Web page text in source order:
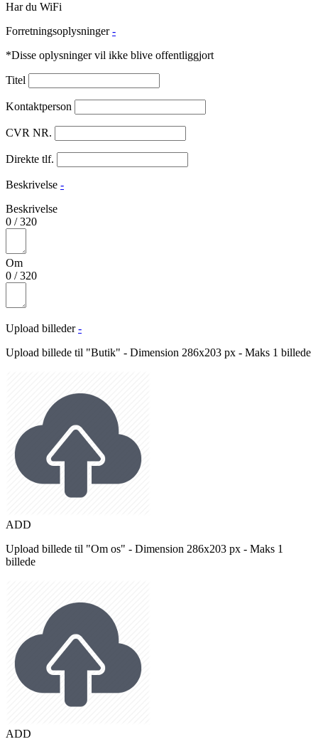
Har du WiFi
Forretningsoplysninger -
*Disse oplysninger vil ikke blive offentliggjort
Titel
Kontaktperson
CVR NR.
Direkte tlf.
Beskrivelse -
Beskrivelse
0 /320
Om
0 /320
Upload billeder -
Upload billede til "Butik" - Dimension 286x203 px - Maks 1 billede
ADD
Upload billede til "Om os" - Dimension 286x203 px - Maks 1
billede
ADD